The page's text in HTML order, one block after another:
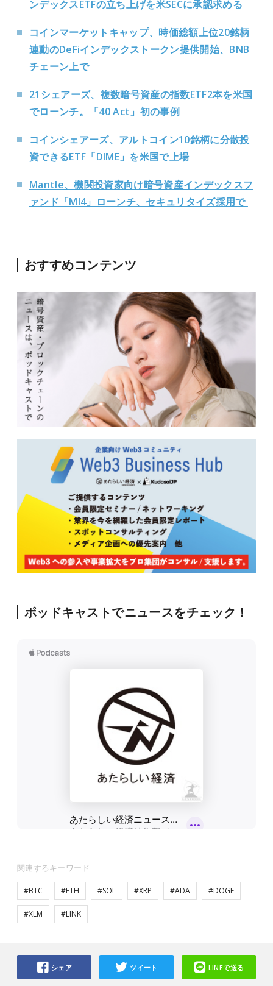
ンデックスETFの立ち上げを米SECに承認求める
コインマーケットキャップ、時価総額上位20銘柄
連動のDeFiインデックストークン提供開始、BNB
チェーン上で
21シェアーズ、複数暗号資産の指数ETF2本を米国
でローンチ。「40 Act」初の事例
コインシェアーズ、アルトコイン10銘柄に分散投
資できるETF「DIME」を米国で上場
Mantle、機関投資家向け暗号資産インデックスフ
ァンド「MI4」ローンチ、セキュリタイズ採用で
おすすめコンテンツ
ポッドキャストでニュースをチェック！
関連するキーワード
#BTC #ETH #SOL #XRP #ADA #DOGE
#XLM #LINK
シェア ツイート LINEで送る